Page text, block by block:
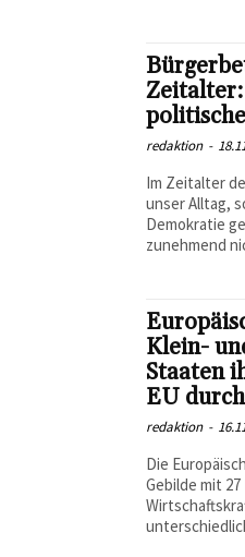
redaktion -
Im Zeitalter
unser Alltag,
Demokratie
zunehmend
Klein-
Staaten
EU
redaktion -
Die
Gebilde mit